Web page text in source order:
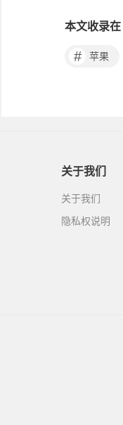
本文收录在
# 苹果
关于我们
关于我们
隐私权说明